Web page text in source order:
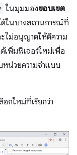
ในมุมมองขอบเขต
ด้ในบางสถานการณ์ที่
ไม่อนุญาตให้ตีความ
เพิ่มฟีเจอร์ใหม่เพื่อ
น่วยความจำแบบ
กใหม่ที่เรียกว่า